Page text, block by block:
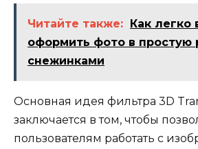
Читайте также: Как легко
оформить фото в простую
снежинками
Основная идея фильтра 3D
заключается в том, чтобы
пользователям работать с